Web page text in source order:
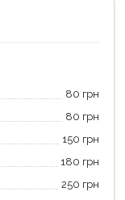
80 грн
80 грн
150 грн
180 грн
250 грн